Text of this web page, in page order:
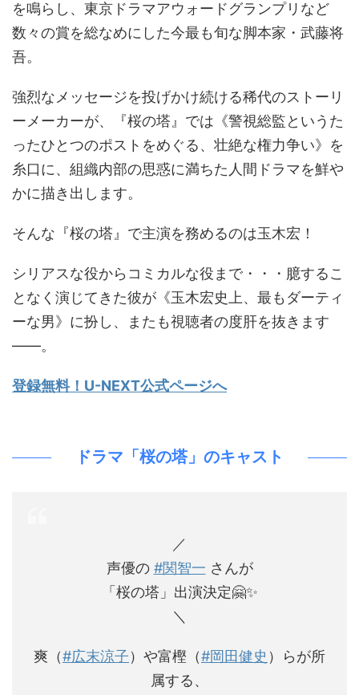
を鳴らし、東京ドラマアウォードグランプリなど
数々の賞を総なめにした今最も旬な脚本家・武藤将
吾。
強烈なメッセージを投げかけ続ける稀代のストーリ
ーメーカーが、『桜の塔』では《警視総監というた
ったひとつのポストをめぐる、壮絶な権力争い》を
糸口に、組織内部の思惑に満ちた人間ドラマを鮮や
かに描き出します。
そんな『桜の塔』で主演を務めるのは玉木宏！
シリアスな役からコミカルな役まで・・・臆するこ
となく演じてきた彼が《玉木宏史上、最もダーティ
ーな男》に扮し、またも視聴者の度肝を抜きます
――。
登録無料！U-NEXT公式ページへ
ドラマ「桜の塔」のキャスト
／
声優の #関智一 さんが
「桜の塔」出演決定🤗✨
＼
爽（#広末涼子）や富樫（#岡田健史 ）らが所
属する、